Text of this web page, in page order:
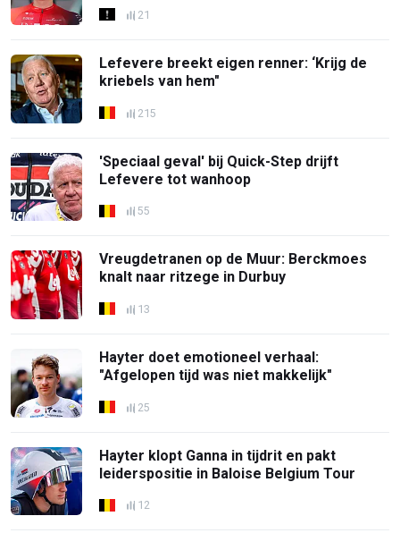
21
Lefevere breekt eigen renner: ‘Krijg de
kriebels van hem"
215
'Speciaal geval' bij Quick-Step drijft
Lefevere tot wanhoop
55
Vreugdetranen op de Muur: Berckmoes
knalt naar ritzege in Durbuy
13
Hayter doet emotioneel verhaal:
"Afgelopen tijd was niet makkelijk"
25
Hayter klopt Ganna in tijdrit en pakt
leiderspositie in Baloise Belgium Tour
12